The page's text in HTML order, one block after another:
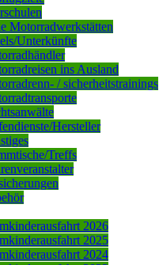
Motorradwerkstätten
Unterkünfte
ins Ausland
/ sicherheitstrainings
Hersteller
Treffs
2026
2025
2024